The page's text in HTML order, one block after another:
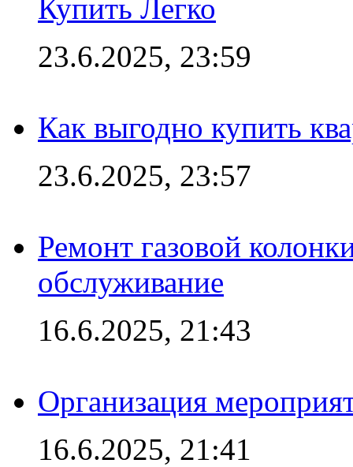
Купить Легко
23.6.2025, 23:59
Как выгодно купить
23.6.2025, 23:57
Ремонт газовой
обслуживание
16.6.2025, 21:43
Организация
16.6.2025, 21:41